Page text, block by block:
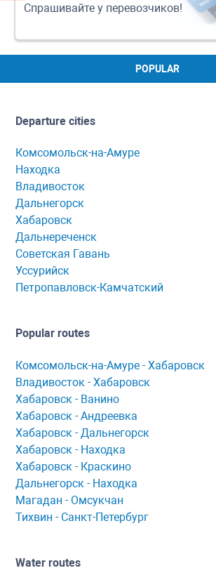
Спрашивайте у перевозчиков!
POPULAR
Departure cities
Комсомольск-на-Амуре
Находка
Владивосток
Дальнегорск
Хабаровск
Дальнереченск
Советская Гавань
Уссурийск
Петропавловск-Камчатский
Popular routes
Комсомольск-нa-Амуре - Хaбaровск
Владивосток - Хабаровск
Хaбaровск - Ванино
Хабаровск - Андреевка
Хабаровск - Дальнегорск
Хабаровск - Находка
Хабаровск - Краскино
Дальнегорск - Находка
Мaгaдaн - Омсукчaн
Тихвин - Сaнкт-Петербург
Water routes